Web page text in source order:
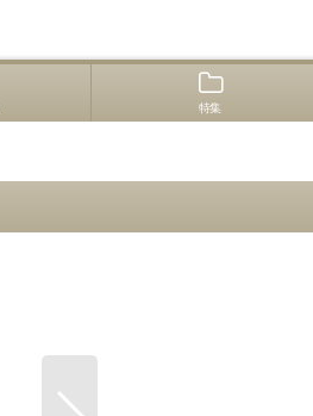
特集